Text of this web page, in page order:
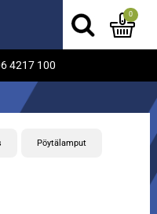
4217 100
0
Pöytälamput